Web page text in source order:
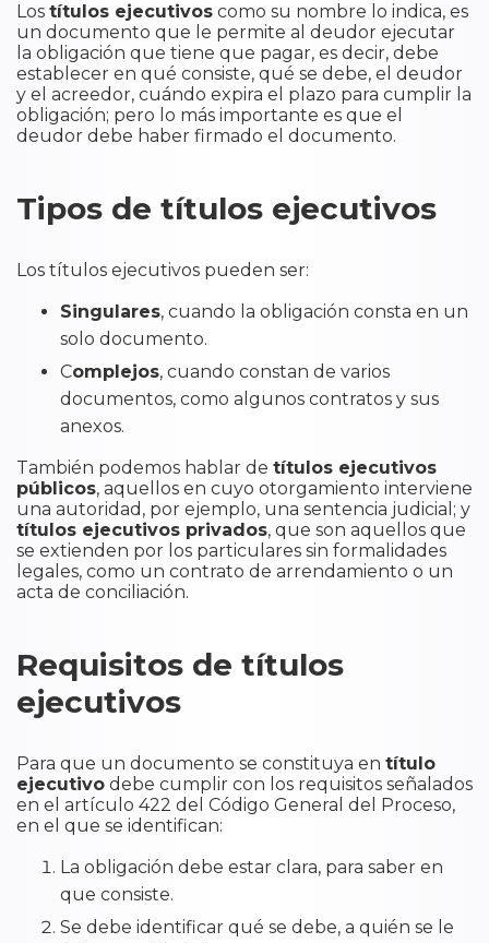
Los títulos ejecutivos como su nombre lo indica, es
un documento que le permite al deudor ejecutar
la obligación que tiene que pagar, es decir, debe
establecer en qué consiste, qué se debe, el deudor
y el acreedor, cuándo expira el plazo para cumplir la
obligación; pero lo más importante es que el
deudor debe haber firmado el documento.
Tipos de títulos ejecutivos
Los títulos ejecutivos pueden ser:
Singulares, cuando la obligación consta en un
solo documento.
Complejos, cuando constan de varios
documentos, como algunos contratos y sus
anexos.
También podemos hablar de títulos ejecutivos
públicos, aquellos en cuyo otorgamiento interviene
una autoridad, por ejemplo, una sentencia judicial; y
títulos ejecutivos privados, que son aquellos que
se extienden por los particulares sin formalidades
legales, como un contrato de arrendamiento o un
acta de conciliación.
Requisitos de títulos
ejecutivos
Para que un documento se constituya en título
ejecutivo debe cumplir con los requisitos señalados
en el artículo 422 del Código General del Proceso,
en el que se identifican:
La obligación debe estar clara, para saber en
que consiste.
Se debe identificar qué se debe, a quién se le